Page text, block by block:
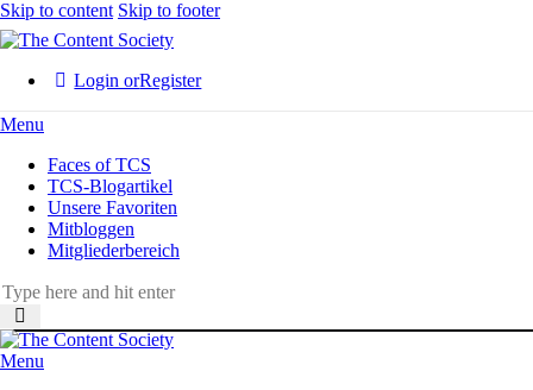
Skip to content Skip to footer
Login orRegister
Menu
Faces of TCS
TCS-Blogartikel
Unsere Favoriten
Mitbloggen
Mitgliederbereich
Menu